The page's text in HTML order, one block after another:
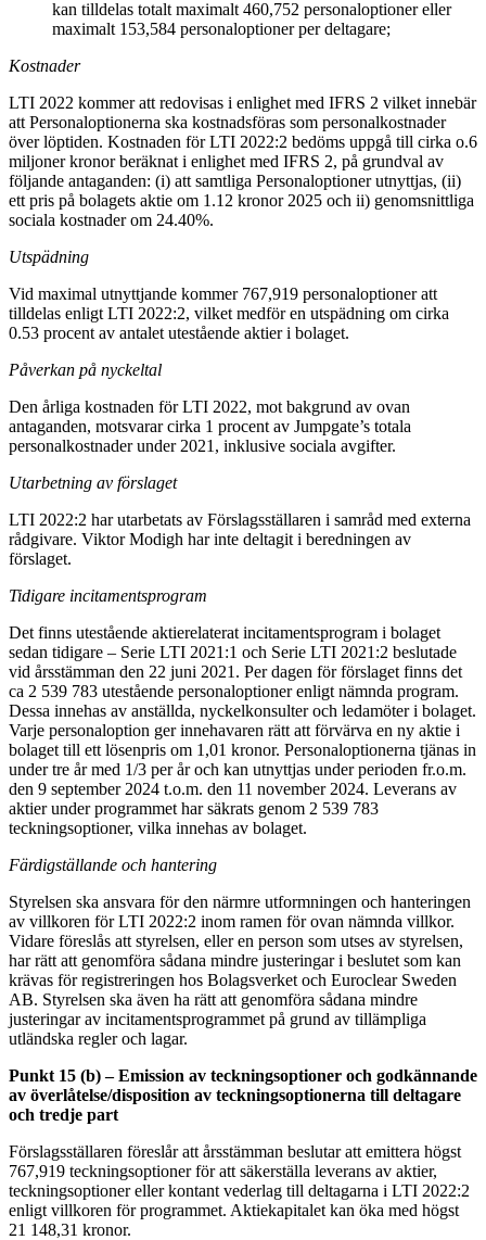
kan tilldelas totalt maximalt 460,752 personaloptioner eller
maximalt 153,584 personaloptioner per deltagare;
Kostnader
LTI 2022 kommer att redovisas i enlighet med IFRS 2 vilket innebär
att Personaloptionerna ska kostnadsföras som personalkostnader
över löptiden. Kostnaden för LTI 2022:2 bedöms uppgå till cirka o.6
miljoner kronor beräknat i enlighet med IFRS 2, på grundval av
följande antaganden: (i) att samtliga Personaloptioner utnyttjas, (ii)
ett pris på bolagets aktie om 1.12 kronor 2025 och ii) genomsnittliga
sociala kostnader om 24.40%.
Utspädning
Vid maximal utnyttjande kommer 767,919 personaloptioner att
tilldelas enligt LTI 2022:2, vilket medför en utspädning om cirka
0.53 procent av antalet utestående aktier i bolaget.
Påverkan på nyckeltal
Den årliga kostnaden för LTI 2022, mot bakgrund av ovan
antaganden, motsvarar cirka 1 procent av Jumpgate’s totala
personalkostnader under 2021, inklusive sociala avgifter.
Utarbetning av förslaget
LTI 2022:2 har utarbetats av Förslagsställaren i samråd med externa
rådgivare. Viktor Modigh har inte deltagit i beredningen av
förslaget.
Tidigare incitamentsprogram
Det finns utestående aktierelaterat incitamentsprogram i bolaget
sedan tidigare – Serie LTI 2021:1 och Serie LTI 2021:2 beslutade
vid årsstämman den 22 juni 2021. Per dagen för förslaget finns det
ca 2 539 783 utestående personaloptioner enligt nämnda program.
Dessa innehas av anställda, nyckelkonsulter och ledamöter i bolaget.
Varje personaloption ger innehavaren rätt att förvärva en ny aktie i
bolaget till ett lösenpris om 1,01 kronor. Personaloptionerna tjänas in
under tre år med 1/3 per år och kan utnyttjas under perioden fr.o.m.
den 9 september 2024 t.o.m. den 11 november 2024. Leverans av
aktier under programmet har säkrats genom 2 539 783
teckningsoptioner, vilka innehas av bolaget.
Färdigställande och hantering
Styrelsen ska ansvara för den närmre utformningen och hanteringen
av villkoren för LTI 2022:2 inom ramen för ovan nämnda villkor.
Vidare föreslås att styrelsen, eller en person som utses av styrelsen,
har rätt att genomföra sådana mindre justeringar i beslutet som kan
krävas för registreringen hos Bolagsverket och Euroclear Sweden
AB. Styrelsen ska även ha rätt att genomföra sådana mindre
justeringar av incitamentsprogrammet på grund av tillämpliga
utländska regler och lagar.
Punkt 15 (b) – Emission av teckningsoptioner och godkännande
av överlåtelse/disposition av teckningsoptionerna till deltagare
och tredje part
Förslagsställaren föreslår att årsstämman beslutar att emittera högst
767,919 teckningsoptioner för att säkerställa leverans av aktier,
teckningsoptioner eller kontant vederlag till deltagarna i LTI 2022:2
enligt villkoren för programmet. Aktiekapitalet kan öka med högst
21 148,31 kronor.